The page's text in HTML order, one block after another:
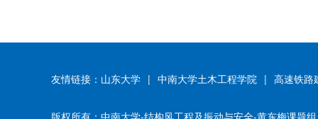
友情链接： 山东大学 | 中南大学土木工程学院 | 高速铁路
版权所有：中南大学-结构风工程及振动与安全-黄东梅课题组